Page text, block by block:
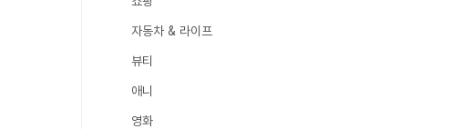
자동차 & 라이프
뷰티
애니
영화